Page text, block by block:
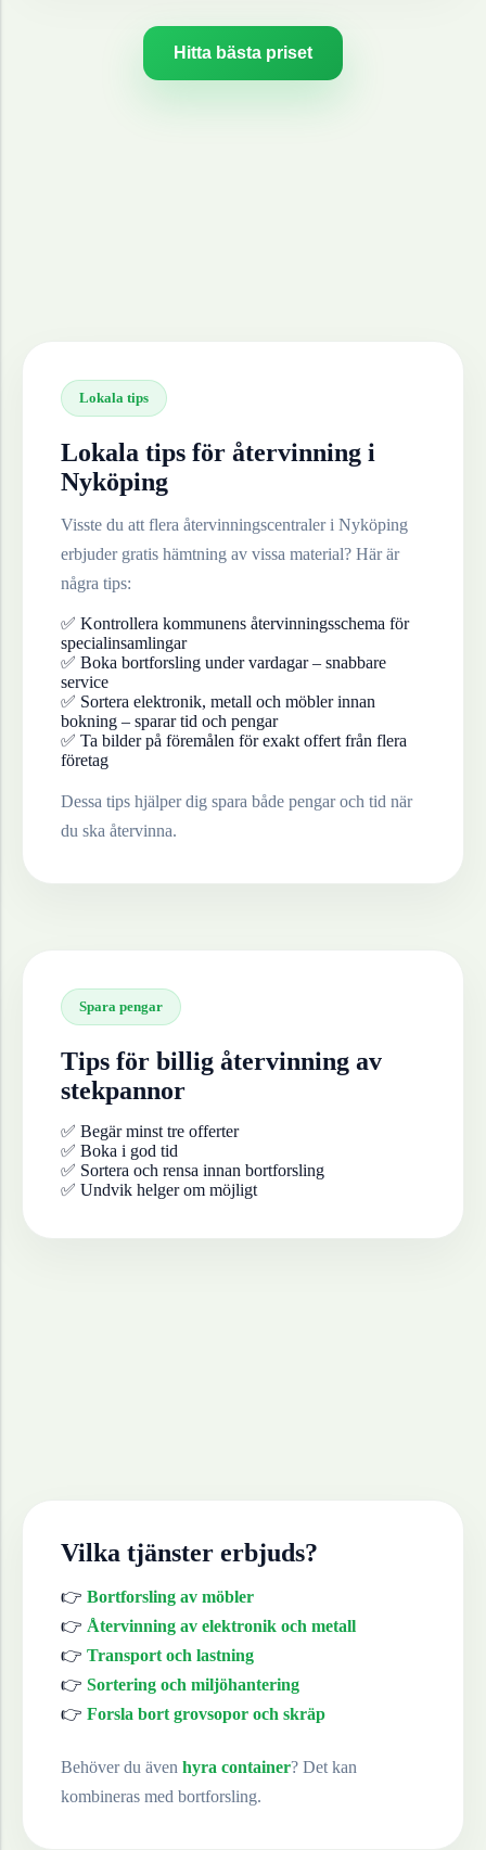
Hitta bästa priset
Lokala tips
Lokala tips för återvinning i
Nyköping
Visste du att flera återvinningscentraler i Nyköping
erbjuder gratis hämtning av vissa material? Här är
några tips:
✅ Kontrollera kommunens återvinningsschema för
specialinsamlingar
✅ Boka bortforsling under vardagar – snabbare
service
✅ Sortera elektronik, metall och möbler innan
bokning – sparar tid och pengar
✅ Ta bilder på föremålen för exakt offert från flera
företag
Dessa tips hjälper dig spara både pengar och tid när
du ska återvinna.
Spara pengar
Tips för billig återvinning av
stekpannor
✅ Begär minst tre offerter
✅ Boka i god tid
✅ Sortera och rensa innan bortforsling
✅ Undvik helger om möjligt
Vilka tjänster erbjuds?
👉 Bortforsling av möbler
👉 Återvinning av elektronik och metall
👉 Transport och lastning
👉 Sortering och miljöhantering
👉 Forsla bort grovsopor och skräp
Behöver du även hyra container? Det kan
kombineras med bortforsling.